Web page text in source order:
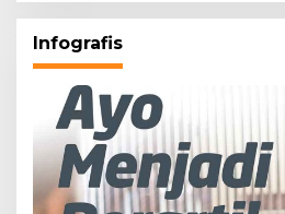
Infografis